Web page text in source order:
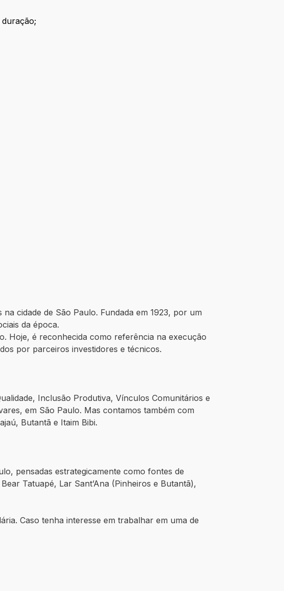
cidade de São Paulo. Fundada em 1923, por um
da época.
Hoje, é reconhecida como referência na execução
por parceiros investidores e técnicos.
Inclusão Produtiva, Vínculos Comunitários e
em São Paulo. Mas contamos também com
Butantã e Itaim Bibi.
pensadas estrategicamente como fontes de
Tatuapé, Lar Sant’Ana (Pinheiros e Butantã),
Caso tenha interesse em trabalhar em uma de